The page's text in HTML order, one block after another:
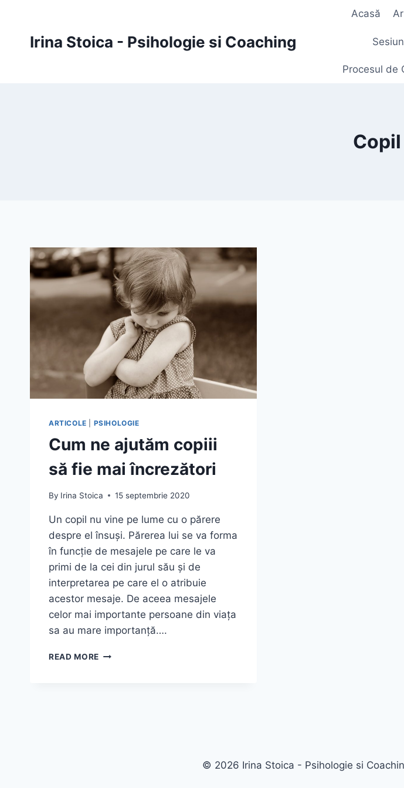
contentIrina Stoica - Psihologie si Coaching
Acasă
Procesul de
ARTICOLE PSIHOLOGIE
Cum ne ajutăm copiii
să fie mai încrezători
By Irina Stoica 15 septembrie 2020
Un copil nu vine pe lume cu o părere
despre el însuși. Părerea lui se va forma
în funcție de mesajele pe care le va
primi de la cei din jurul său și de
interpretarea pe care el o atribuie
acestor mesaje. De aceea mesajele
celor mai importante persoane din viața
sa au mare importanță….
READ MORE CUM
© 2026 Irina Stoica - Psihologie si